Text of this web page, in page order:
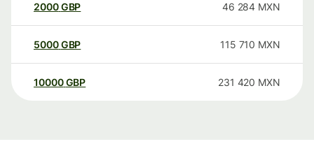
2000GBP 46 284 MXN
5000GBP 115 710 MXN
10000 GBP 231 420 MXN